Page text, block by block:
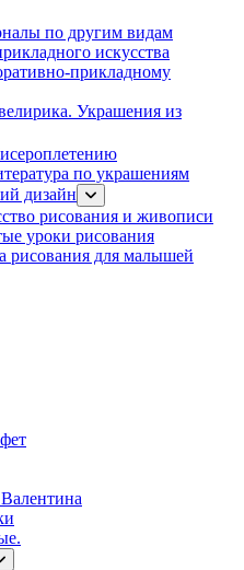
по другим видам
искусства
прикладному
Украшения из
по украшениям
дизайн
рисования и живописи
уроки рисования
рисования для малышей